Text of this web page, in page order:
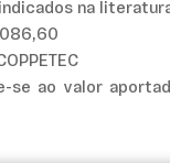
na
ao valor